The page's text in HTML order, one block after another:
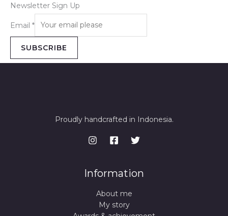
Newsletter Sign Up
Email *
SUBSCRIBE
Proudly handcrafted in Indonesia.
Information
About me
My story